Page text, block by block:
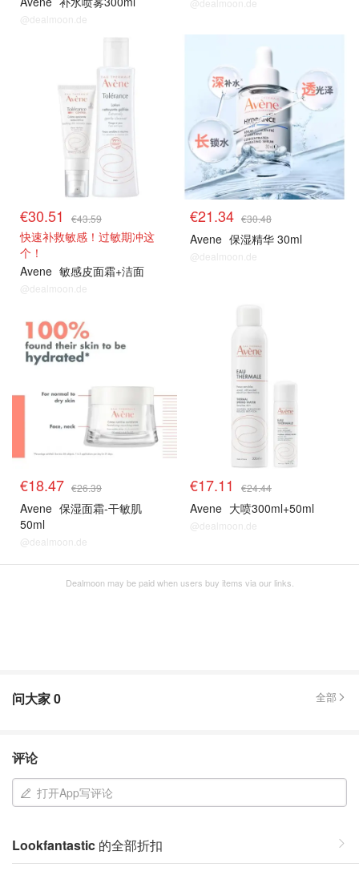
@dealmoon.de
@dealmoon.de
€30.51 €43.59
快速补救敏感！过敏期冲这
个！
Avene 敏感皮面霜+洁面
@dealmoon.de
€21.34 €30.48
Avene 保湿精华 30ml
@dealmoon.de
€18.47 €26.39
Avene 保湿面霜-干敏肌
50ml
@dealmoon.de
€17.11 €24.44
Avene 大喷300ml+50ml
@dealmoon.de
Dealmoon may be paid when users buy items via our links.
问大家0 全部
评论
打开App写评论
Lookfantastic 的全部折扣